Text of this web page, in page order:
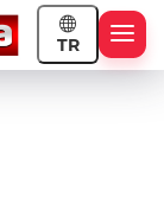
TR